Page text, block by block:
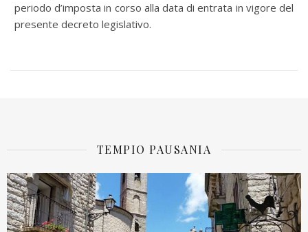
periodo d’imposta in corso alla data di entrata in vigore del
presente decreto legislativo.
TEMPIO PAUSANIA